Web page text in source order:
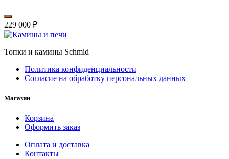
229 000 ₽
Топки и камины Schmid
Политика конфиденциальности
Согласие на обработку персональных данных
Магазин
Корзина
Оформить заказ
Оплата и доставка
Контакты